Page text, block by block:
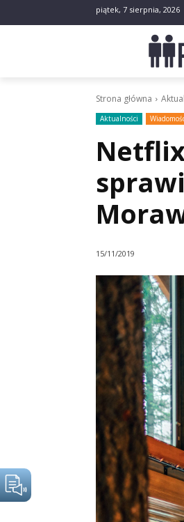
piątek, 7 sierpnia, 2026
Strona główna
Aktualności
15/11/2019